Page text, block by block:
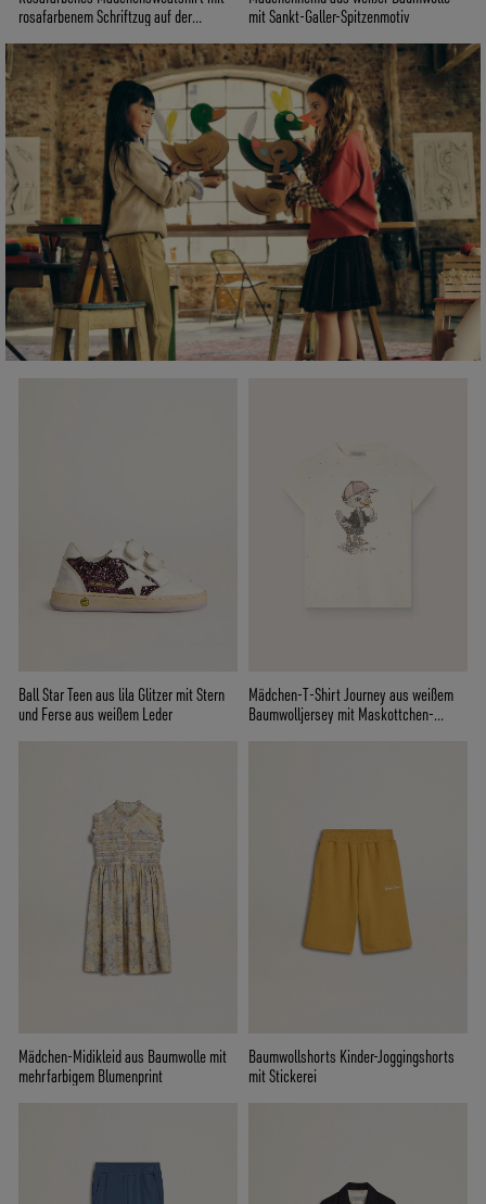
rosafarbenem Schriftzug auf der
mit Sankt-Galler-Spitzenmotiv
Ball Star Teen aus lila Glitzer mit Stern
und Ferse aus weißem Leder
Mädchen-T-Shirt Journey aus weißem
Baumwolljersey mit Maskottchen-
Mädchen-Midikleid aus Baumwolle mit
mehrfarbigem Blumenprint
Baumwollshorts Kinder-Joggingshorts
mit Stickerei